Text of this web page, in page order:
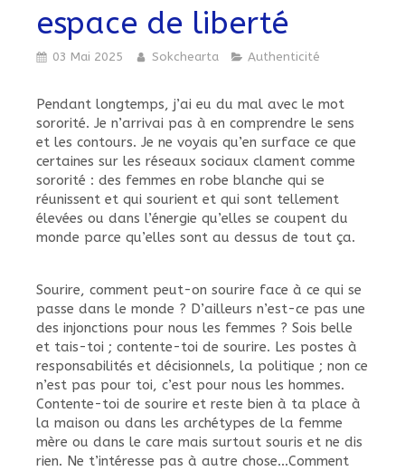
espace de liberté
03 Mai 2025 Sokchearta Authenticité
Pendant longtemps, j’ai eu du mal avec le mot
sororité. Je n’arrivai pas à en comprendre le sens
et les contours. Je ne voyais qu’en surface ce que
certaines sur les réseaux sociaux clament comme
sororité : des femmes en robe blanche qui se
réunissent et qui sourient et qui sont tellement
élevées ou dans l’énergie qu’elles se coupent du
monde parce qu’elles sont au dessus de tout ça.
Sourire, comment peut-on sourire face à ce qui se
passe dans le monde ? D’ailleurs n’est-ce pas une
des injonctions pour nous les femmes ? Sois belle
et tais-toi ; contente-toi de sourire. Les postes à
responsabilités et décisionnels, la politique ; non ce
n’est pas pour toi, c’est pour nous les hommes.
Contente-toi de sourire et reste bien à ta place à
la maison ou dans les archétypes de la femme
mère ou dans le care mais surtout souris et ne dis
rien. Ne t’intéresse pas à autre chose…Comment